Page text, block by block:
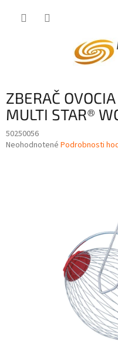
ZBERAČ
MULTI STAR®
50250056
Priemerné
Neohodnotené Podrobnosti